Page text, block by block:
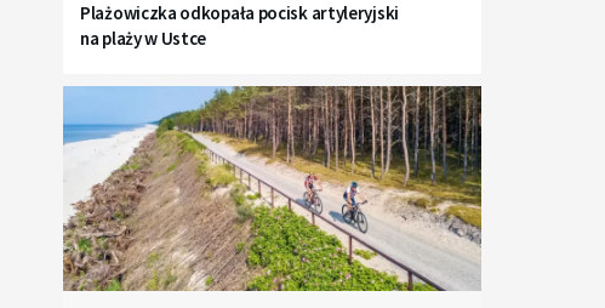
Plażowiczka odkopała pocisk artyleryjski
na plaży w Ustce